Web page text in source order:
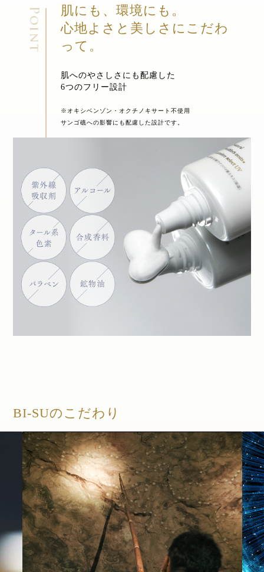
肌にも、環境にも。
心地よさと美しさにこだわ
って。
肌へのやさしさにも配慮した
6つのフリー設計
※オキシベンゾン・オクチノキサート不使用
サンゴ礁への影響にも配慮した設計です。
BI-SUのこだわり